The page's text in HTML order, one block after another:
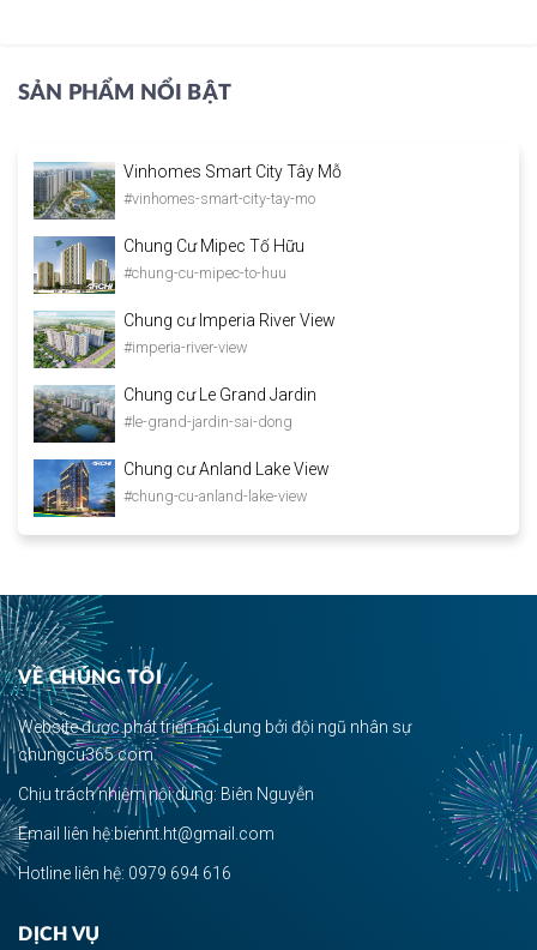
SẢN PHẨM NỔI BẬT
Vinhomes Smart City Tây Mỗ
#vinhomes-smart-city-tay-mo
Chung Cư Mipec Tố Hữu
#chung-cu-mipec-to-huu
Chung cư Imperia River View
#imperia-river-view
Chung cư Le Grand Jardin
#le-grand-jardin-sai-dong
Chung cư Anland Lake View
#chung-cu-anland-lake-view
VỀ CHÚNG TÔI
Website được phát triển nội dung bởi đội ngũ nhân sự
chungcu365.com.
Chịu trách nhiệm nội dung: Biên Nguyễn
Email liên hệ:biennt.ht@gmail.com
Hotline liên hệ: 0979 694 616
DỊCH VỤ